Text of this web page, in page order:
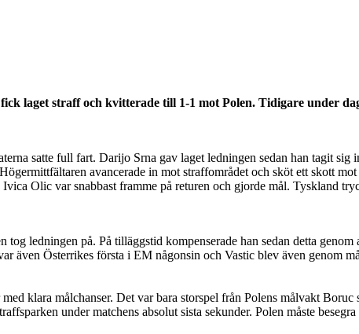
laget straff och kvitterade till 1-1 mot Polen. Tidigare under
satte full fart. Darijo Srna gav laget ledningen sedan han tagit sig
avancerade in mot straffområdet och sköt ett skott
Olic var snabbast framme på returen och gjorde mål. Tyskland
ledningen på. På tilläggstid kompenserade han sedan detta
även Österrikes första i EM någonsin och Vastic blev även genom
klara målchanser. Det var bara storspel från Polens målvakt
under matchens absolut sista sekunder. Polen måste